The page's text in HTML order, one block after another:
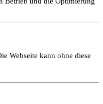
Webseite kann ohne diese